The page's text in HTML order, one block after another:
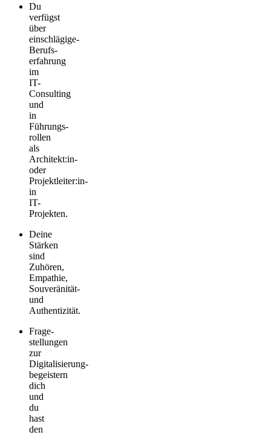
Du
verfügst
über
einschlägige­
Berufs­
erfahrung
im
IT-
Consulting
und
in
Führungs­
rollen
als
Architekt:in­
oder
Projektleiter:in­
in
IT-
Projekten.
Deine
Stärken
sind
Zuhören,
Empathie,
Souveränität­
und
Authentizität­.
Frage­
stellungen
zur
Digitalisierung­
begeistern
dich
und
du
hast
den